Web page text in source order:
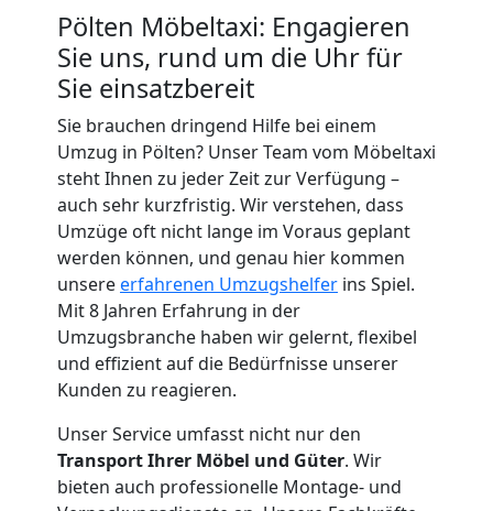
Pölten Möbeltaxi: Engagieren
Sie uns, rund um die Uhr für
Sie einsatzbereit
Sie brauchen dringend Hilfe bei einem
Umzug in Pölten? Unser Team vom Möbeltaxi
steht Ihnen zu jeder Zeit zur Verfügung –
auch sehr kurzfristig. Wir verstehen, dass
Umzüge oft nicht lange im Voraus geplant
werden können, und genau hier kommen
unsereerfahrenen Umzugshelfer ins Spiel.
Mit 8 Jahren Erfahrung in der
Umzugsbranche haben wir gelernt, flexibel
und effizient auf die Bedürfnisse unserer
Kunden zu reagieren.
Unser Service umfasst nicht nur den
Transport Ihrer Möbel und Güter. Wir
bieten auch professionelle Montage- und
Full-
Service-
Umzug
Pölten
Qualitäts-
Umzüge
Pölten
Vereinsumzug